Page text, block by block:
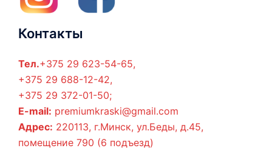
Контакты
Тел.+375 29 623-54-65,
+375 29 688-12-42,
+375 29 372-01-50;
E-mail: premiumkraski@gmail.com
Адрес: 220113, г.Минск, ул.Беды, д.45,
помещение 790 (6 подъезд)